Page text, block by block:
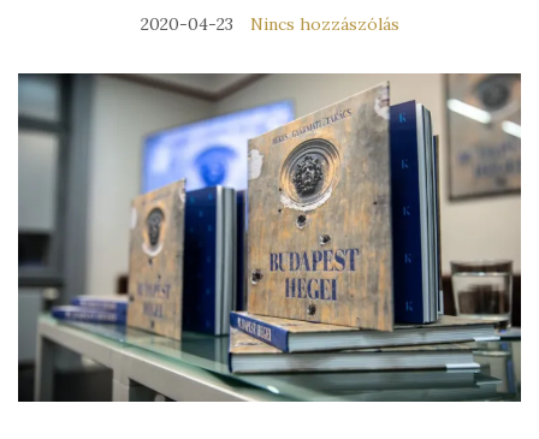
2020-04-23 Nincs hozzászólás